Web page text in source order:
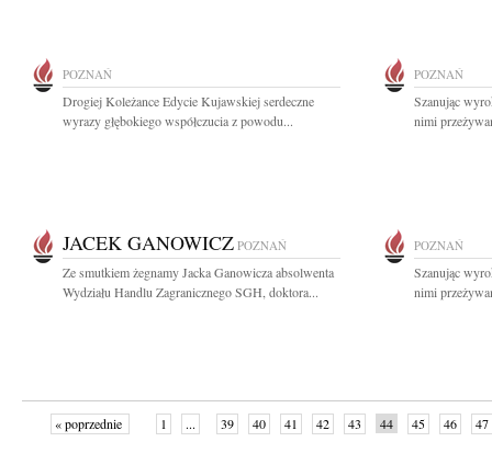
POZNAŃ
Drogiej Koleżance Edycie Kujawskiej serdeczne
wyrazy głębokiego współczucia z powodu...
POZNAŃ
Szanując
nimi
JACEK GANOWICZ POZNAŃ
Ze smutkiem żegnamy Jacka Ganowicza absolwenta
Wydziału Handlu Zagranicznego SGH, doktora...
POZNAŃ
Szanując
nimi
« poprzednie 1 ... 39 40 41 42 43 44 45 46 47